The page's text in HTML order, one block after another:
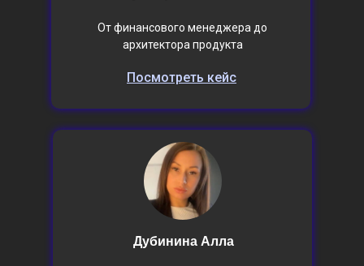
От финансового менеджера до
архитектора продукта
Посмотреть кейс
Дубинина Алла